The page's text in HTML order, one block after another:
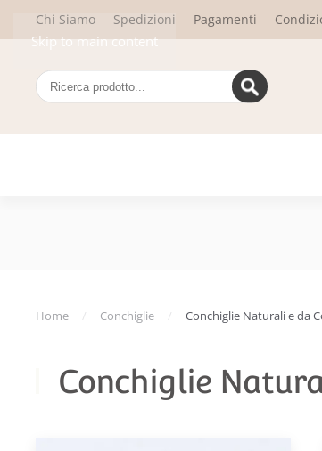
Skip to main content
Chi Siamo Spedizioni Pagamenti
Home Conchiglie Conchiglie Naturali e da
Conchiglie